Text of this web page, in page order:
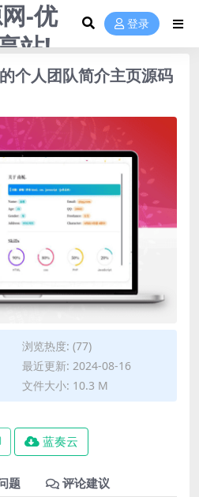
登录
个人团队简介主页源码
浏览热度: (77)
最近更新: 2024-08-16
文件大小: 10.3 M
蓝奏云
题 评论建议